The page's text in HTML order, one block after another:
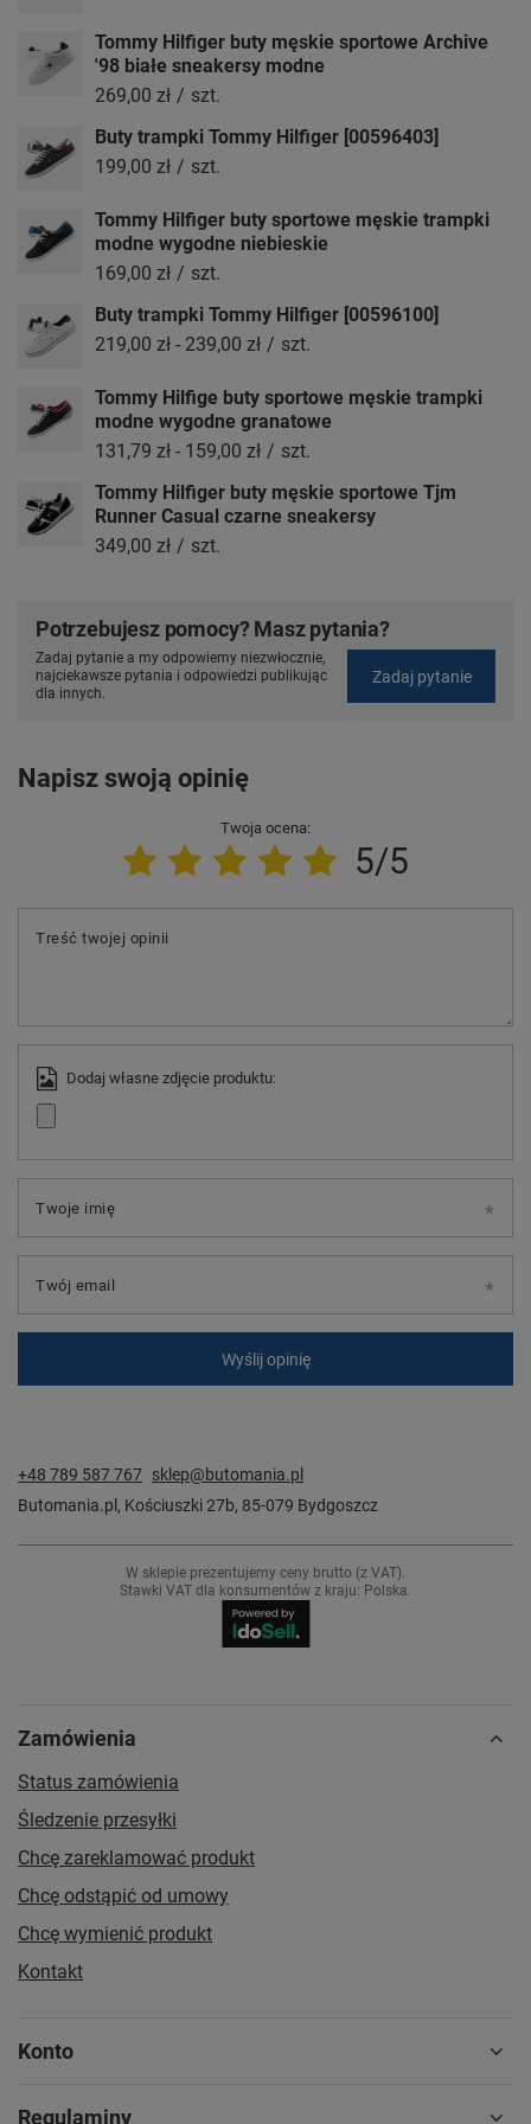
Tommy Hilfiger buty męskie sportowe Archive
'98 białe sneakersy modne
269,00 zł / szt.
Buty trampki Tommy Hilfiger [00596403]
199,00 zł / szt.
Tommy Hilfiger buty sportowe męskie trampki
modne wygodne niebieskie
169,00 zł / szt.
Buty trampki Tommy Hilfiger [00596100]
219,00 zł - 239,00 zł / szt.
Tommy Hilfige buty sportowe męskie trampki
modne wygodne granatowe
131,79 zł - 159,00 zł / szt.
Tommy Hilfiger buty męskie sportowe Tjm
Runner Casual czarne sneakersy
349,00 zł / szt.
Potrzebujesz pomocy? Masz pytania?
Zadaj pytanie a my odpowiemy niezwłocznie,
najciekawsze pytania i odpowiedzi publikując
dla innych.
Zadaj pytanie
Napisz swoją opinię
Twoja ocena:
5/5
Treść twojej opinii
Dodaj własne zdjęcie produktu:
Twoje imię
Twój email
Wyślij opinię
+48 789 587 767 sklep@butomania.pl
Butomania.pl , Kościuszki 27b, 85-079 Bydgoszcz
W sklepie prezentujemy ceny brutto (z VAT).
Stawki VAT dla konsumentów z kraju: Polska.
Zamówienia
Status zamówienia
Śledzenie przesyłki
Chcę zareklamować produkt
Chcę odstąpić od umowy
Chcę wymienić produkt
Kontakt
Konto
Regulaminy